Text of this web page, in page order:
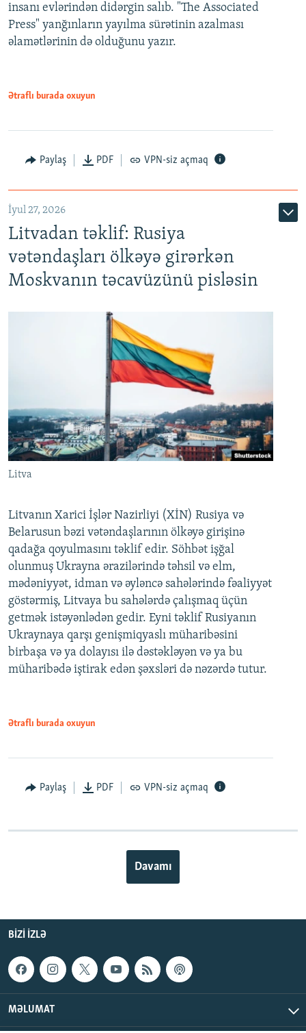
insanı evlərindən didərgin salıb. "The Associated
Press" yanğınların yayılma sürətinin azalması
əlamətlərinin də olduğunu yazır.
Ətraflı burada oxuyun
Paylaş PDF VPN-siz açmaq
İyul 27, 2026
Litvadan təklif: Rusiya
vətəndaşları ölkəyə girərkən
Moskvanın təcavüzünü pisləsin
Litva
Litvanın Xarici İşlər Nazirliyi (XİN) Rusiya və
Belarusun bəzi vətəndaşlarının ölkəyə girişinə
qadağa qoyulmasını təklif edir. Söhbət işğal
olunmuş Ukrayna ərazilərində təhsil və elm,
mədəniyyət, idman və əyləncə sahələrində fəaliyyət
göstərmiş, Litvaya bu sahələrdə çalışmaq üçün
getmək istəyənlədən gedir. Eyni təklif Rusiyanın
Ukraynaya qarşı genişmiqyaslı müharibəsini
birbaşa və ya dolayısı ilə dəstəkləyən və ya bu
müharibədə iştirak edən şəxsləri də nəzərdə tutur.
Ətraflı burada oxuyun
Paylaş PDF VPN-siz açmaq
Davamı
BIZI IZLƏ
MƏLUMAT